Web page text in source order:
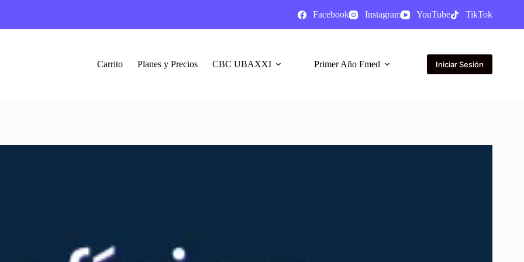
Facebook Instagram YouTube TikTok
Carrito Planes y Precios CBC UBAXXI Primer Año Fmed Iniciar Sesión